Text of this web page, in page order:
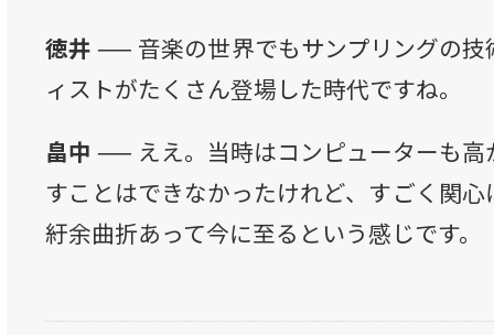
徳井 ── 音楽の世界でもサンプリングの
ィストがたくさん登場した時代ですね。
畠中 ── ええ。当時はコンピューターも
すことはできなかったけれど、すごく関
紆余曲折あって今に至るという感じです。